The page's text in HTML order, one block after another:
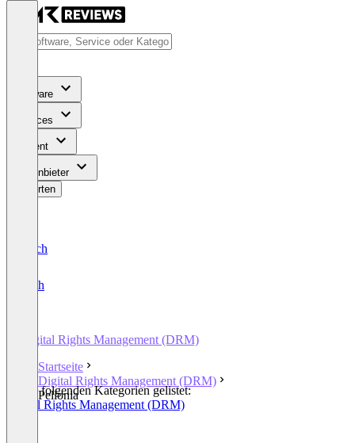
Software
Services
Content
Für Anbieter
Bewerten
Deutsch
English
Digital Rights Management (DRM)
Startseite
Digital Rights Management (DRM)
Pellonia
In den folgenden Kategorien gelistet:
Digital Rights Management (DRM)